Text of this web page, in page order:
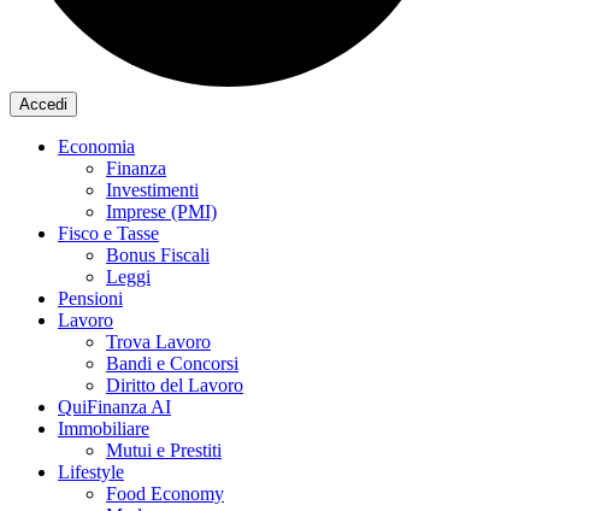
Accedi
Economia
Finanza
Investimenti
Imprese (PMI)
Fisco e Tasse
Bonus Fiscali
Leggi
Pensioni
Lavoro
Trova Lavoro
Bandi e Concorsi
Diritto del Lavoro
QuiFinanza AI
Immobiliare
Mutui e Prestiti
Lifestyle
Food Economy